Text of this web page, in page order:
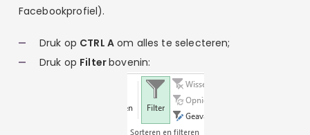
Facebookprofiel).
Druk op CTRL Aom alles te selecteren;
Druk op Filterbovenin: